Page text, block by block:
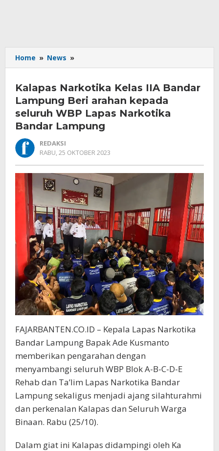
Home » News »
Narkotika
IIA
Bandar
Lampung
Beri
arahan
seluruh
Narkotika
Bandar
Lampung
Kalapas Narkotika Kelas IIA Bandar
Lampung Beri arahan kepada
seluruh WBP Lapas Narkotika
Bandar Lampung
REDAKSI
RABU, 25 OKTOBER 2023
FAJARBANTEN.CO.ID – Kepala Lapas Narkotika
Bandar Lampung Bapak Ade Kusmanto
memberikan pengarahan dengan
menyambangi seluruh WBP Blok A-B-C-D-E
Rehab dan Ta’lim Lapas Narkotika Bandar
Lampung sekaligus menjadi ajang silahturahmi
dan perkenalan Kalapas dan Seluruh Warga
Binaan. Rabu (25/10).
Dalam giat ini Kalapas didampingi oleh Ka